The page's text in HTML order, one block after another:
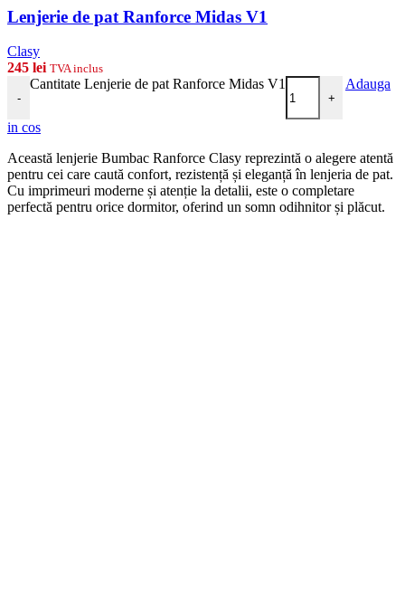
Lenjerie de pat Ranforce Midas V1
Clasy
245 lei TVA inclus
-
Cantitate Lenjerie de pat Ranforce Midas V1
+
Adauga
in cos
Această lenjerie Bumbac Ranforce Clasy reprezintă o alegere atentă
pentru cei care caută confort, rezistență și eleganță în lenjeria de pat.
Cu imprimeuri moderne și atenție la detalii, este o completare
perfectă pentru orice dormitor, oferind un somn odihnitor și plăcut.